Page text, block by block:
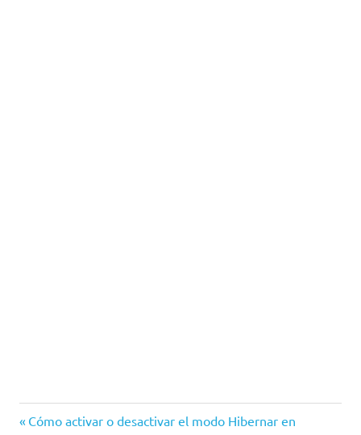
Navegación
Entrada
Cómo activar o desactivar el modo Hibernar en